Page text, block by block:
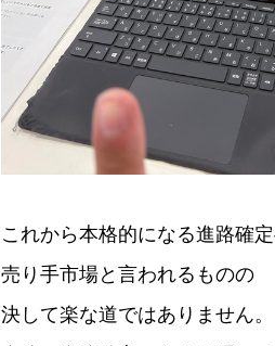
これから本格的になる進路確
売り手市場と言われるものの
決して楽な道ではありません。